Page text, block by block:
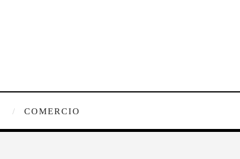
COMERCIO